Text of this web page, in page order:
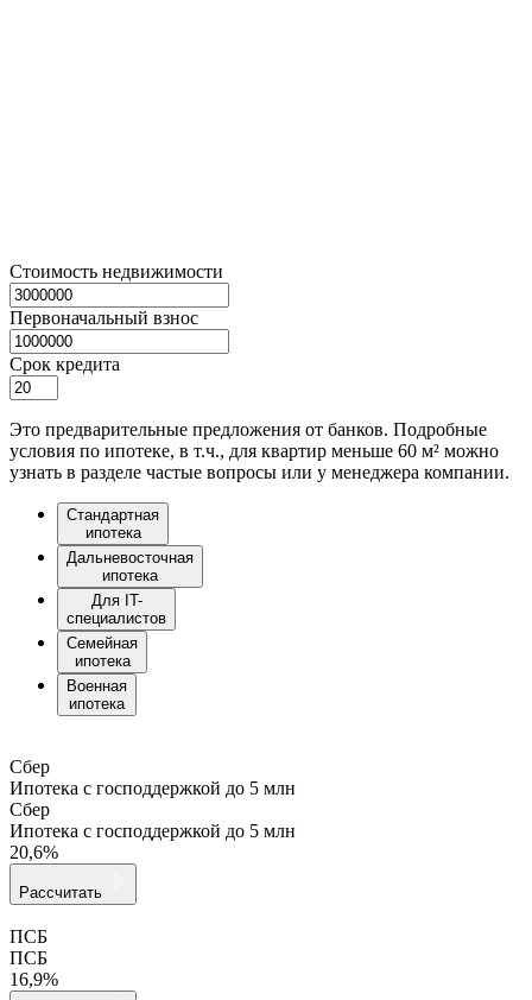
Стоимость недвижимости
Первоначальный взнос
Срок кредита
Это предварительные предложения от банков. Подробные
условия по ипотеке, в т.ч., для квартир меньше 60 м² можно
узнать в разделе частые вопросы или у менеджера компании.
Стандартная
ипотека
Дальневосточная
ипотека
Для IT-
специалистов
Семейная
ипотека
Военная
ипотека
Сбер
Ипотека с господдержкой до 5 млн
Сбер
Ипотека с господдержкой до 5 млн
20,6%
Рассчитать
ПСБ
ПСБ
16,9%